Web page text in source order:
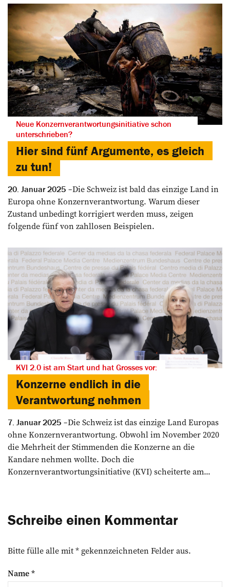
Neue Konzernverantwortungsinitiative schon
unterschrieben?
Hier sind fünf Argumente, es gleich
zu tun!
20. Januar 2025
Die Schweiz ist bald das einzige Land in
Europa ohne Konzernverantwortung. Warum dieser
Zustand unbedingt korrigiert werden muss, zeigen
folgende fünf von zahllosen Beispielen.
KVI 2.0 ist am Start und hat Grosses vor:
Konzerne endlich in die
Verantwortung nehmen
7. Januar 2025
Die Schweiz ist das einzige Land Europas
ohne Konzernverantwortung. Obwohl im November 2020
die Mehrheit der Stimmenden die Konzerne an die
Kandare nehmen wollte. Doch die
Konzernverantwortungsinitiative (KVI) scheiterte am...
Schreibe einen Kommentar
Bitte fülle alle mit * gekennzeichneten Felder aus.
Name*